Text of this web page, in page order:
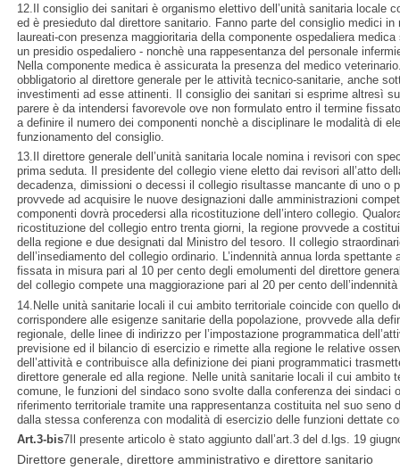
12.Il consiglio dei sanitari è organismo elettivo dell’unità sanitaria locale
ed è presieduto dal direttore sanitario. Fanno parte del consiglio medici
laureati-con presenza maggioritaria della componente ospedaliera
un presidio ospedaliero - nonchè una rappesentanza del personale
Nella componente medica è assicurata la presenza del medico
obbligatorio al direttore generale per le attività tecnico-sanitarie, anche
investimenti ad esse attinenti. Il consiglio dei sanitari si esprime altresì
parere è da intendersi favorevole ove non formulato entro il termine
a definire il numero dei componenti nonchè a disciplinare le modalità di
funzionamento del consiglio.
13.Il direttore generale dell’unità sanitaria locale nomina i revisori con
prima seduta. Il presidente del collegio viene eletto dai revisori all’atto
decadenza, dimissioni o decessi il collegio risultasse mancante di uno o
provvede ad acquisire le nuove designazioni dalle amministrazioni
componenti dovrà procedersi alla ricostituzione dell’intero collegio.
ricostituzione del collegio entro trenta giorni, la regione provvede a
della regione e due designati dal Ministro del tesoro. Il collegio
dell’insediamento del collegio ordinario. L’indennità annua lorda
fissata in misura pari al 10 per cento degli emolumenti del direttore
del collegio compete una maggiorazione pari al 20 per cento
14.Nelle unità sanitarie locali il cui ambito territoriale coincide con quello
corrispondere alle esigenze sanitarie della popolazione, provvede alla
regionale, delle linee di indirizzo per l’impostazione programmatica
previsione ed il bilancio di esercizio e rimette alla regione le relative
dell’attività e contribuisce alla definizione dei piani programmatici
direttore generale ed alla regione. Nelle unità sanitarie locali il cui ambito
comune, le funzioni del sindaco sono svolte dalla conferenza dei sindaci
riferimento territoriale tramite una rappresentanza costituita nel suo seno
dalla stessa conferenza con modalità di esercizio delle funzioni dettate
Art.3-bis7Il presente articolo è stato aggiunto dall’art.3 del d.lgs. 19
Direttore generale, direttore amministrativo e direttore sanitario